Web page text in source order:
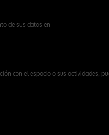
de sus datos en
con el espacio o sus actividades,